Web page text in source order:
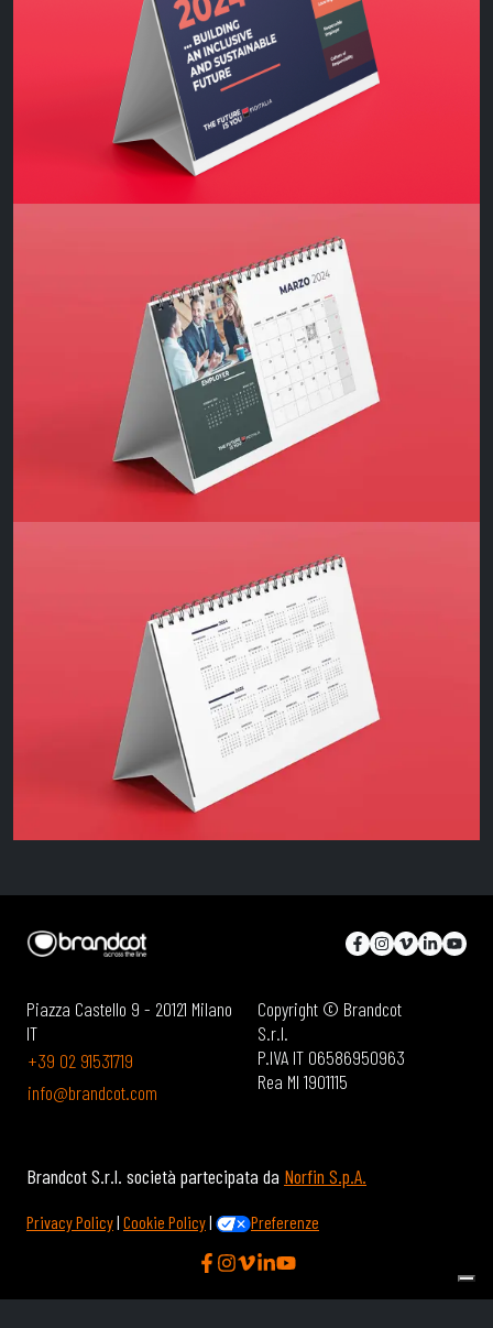
Piazza Castello 9 - 20121 Milano
IT
+39 02 91531719
info@brandcot.com
Copyright © Brandcot
S.r.l.
P.IVA IT 06586950963
Rea MI 1901115
Brandcot S.r.l. società partecipata da Norfin S.p.A.
Privacy Policy| Cookie Policy| Preferenze